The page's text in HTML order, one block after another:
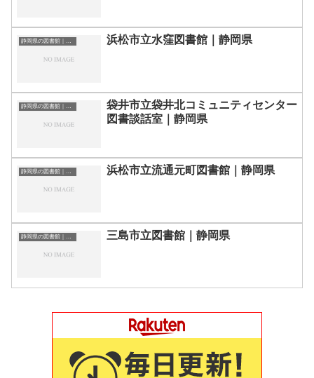
静岡県の図書館｜勉強できる場所 浜松市立水窪図書館｜静岡県
静岡県の図書館｜勉強できる場所
袋井市立袋井北コミュニティセンター
図書談話室｜静岡県
静岡県の図書館｜勉強できる場所 浜松市立流通元町図書館｜静岡県
三島市立図書館｜静岡県